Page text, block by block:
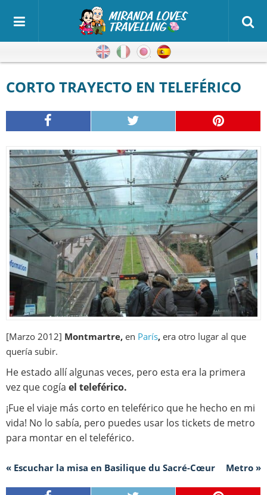
Inglés ItalianoJaponés
CORTO TRAYECTO EN TELEFÉRICO
[Marzo 2012] Montmartre, en París, era otro lugar al que
quería subir.
He estado allí algunas veces, pero esta era la primera
vez que cogía el teleférico.
¡Fue el viaje más corto en teleférico que he hecho en mi
vida! No lo sabía, pero puedes usar los tickets de metro
para montar en el teleférico.
« Escuchar la misa en Basilique du Sacré-Cœur Metro »